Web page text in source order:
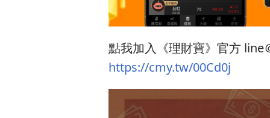
點我加入《理財寶》官方 line
https://cmy.tw/00Cd0j